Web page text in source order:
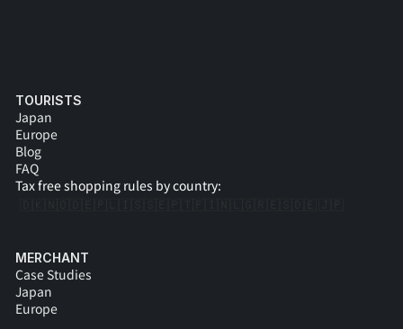
TOURISTS
Japan
Europe
Blog
FAQ
Tax free shopping rules by country:
MERCHANT
Case Studies
Japan
Europe